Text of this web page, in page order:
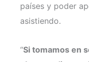
países y poder
asistiendo.
“Si tomamos en